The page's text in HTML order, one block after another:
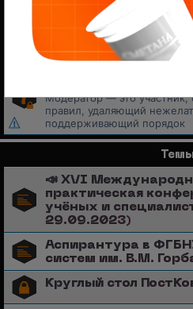
— Удаленно, от 110
Ищем менеджера по
учебный центр
свободный график, оплата
Модератор — это
правил, удаляющий
поддерживающий порядок
📣 XVI
практическая
учёных и
29.09.2023)
Аспирантура в
систем им. В.М.
Круглый стол